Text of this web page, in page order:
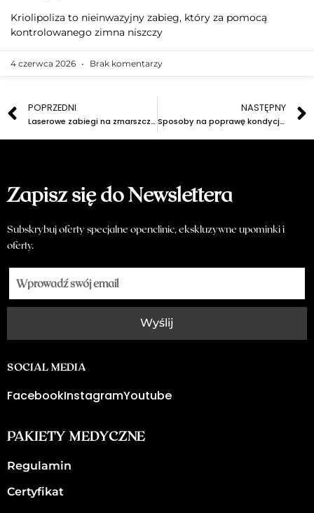
Kriolipoliza to nieinwazyjny zabieg, który za pomocą
kontrolowanego zimna niszczy
4 czerwca 2026 Brak komentarzy
POPRZEDNI
Laserowe zabiegi na zmarszczki: Jak działają?
NASTĘPNY
Sposoby na poprawę kondycji skóry po zimie
Zapisz się do Newslettera
Subskrybuj oferty specjalne openclinic, ekskluzywne upominki i
oferty.
Wyślij
SOCIAL MEDIA
FacebookInstagramYoutube
PAKIETY MEDYCZNE
Regulamin
Certyfikat